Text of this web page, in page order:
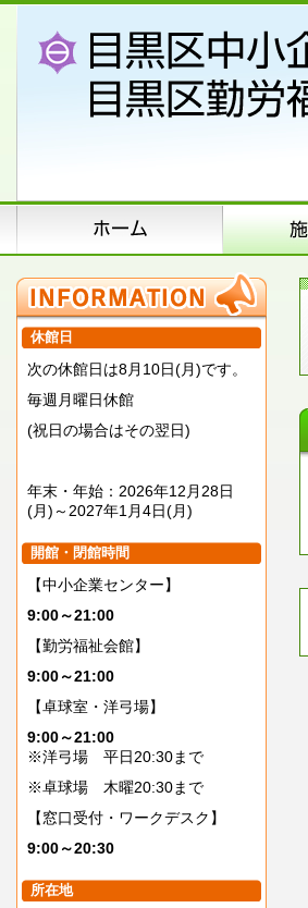
休館日
次の休館日は8月10日(月)です。
毎週月曜日休館
(祝日の場合はその翌日)
年末・年始：2026年12月28日
(月)～2027年1月4日(月)
開館・閉館時間
【中小企業センター】
9:00～21:00
【勤労福祉会館】
9:00～21:00
【卓球室・洋弓場】
9:00～21:00
※洋弓場 平日20:30まで
※卓球場 木曜20:30まで
【窓口受付・ワークデスク】
9:00～20:30
所在地